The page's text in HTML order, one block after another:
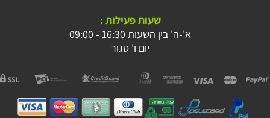
שעות פעילות :
א'-ה' בין השעות 16:30 - 09:00
יום ו' סגור